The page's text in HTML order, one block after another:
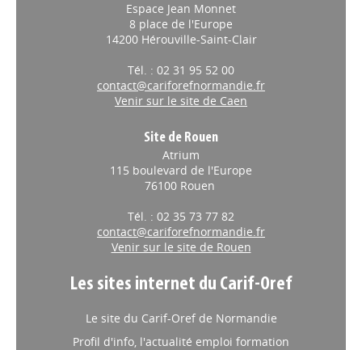
Espace Jean Monnet
8 place de l'Europe
14200 Hérouville-Saint-Clair
Tél. : 02 31 95 52 00
contact@cariforefnormandie.fr
Venir sur le site de Caen
Site de Rouen
Atrium
115 boulevard de l'Europe
76100 Rouen
Tél. : 02 35 73 77 82
contact@cariforefnormandie.fr
Venir sur le site de Rouen
Les sites internet du Carif-Oref
Le site du Carif-Oref de Normandie
Profil d'info, l'actualité emploi formation